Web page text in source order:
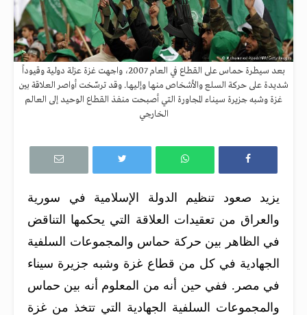
بعد سيطرة حماس على القطاع في العام 2007، واجهت غزة عزلة دولية وقيوداً
شديدة على حركة السلع والأشخاص منها وإليها. وقد ترسّخت أواصر العلاقة بين
غزة وشبه جزيرة سيناء المجاورة التي أصبحت منفذ القطاع الوحيد إلى العالم
الخارجي
يزيد صعود تنظيم الدولة الإسلامية في سورية
والعراق من تعقيدات العلاقة التي يحكمها التناقض
في الظاهر بين حركة حماس والمجموعات السلفية
الجهادية في كل من قطاع غزة وشبه جزيرة سيناء
في مصر. ففي حين أنه من المعلوم أنه بين حماس
والمجموعات السلفية الجهادية التي تتخذ من غزة